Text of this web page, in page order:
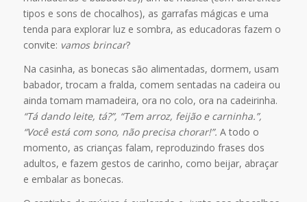
tipos e sons de chocalhos), as garrafas mágicas e uma
tenda para explorar luz e sombra, as educadoras fazem o
convite: vamos brincar?
Na casinha, as bonecas são alimentadas, dormem, usam
babador, trocam a fralda, comem sentadas na cadeira ou
ainda tomam mamadeira, ora no colo, ora na cadeirinha.
“Tá dando leite, tá?”, “Tem arroz, feijão e carninha.”,
“Você está com sono, não precisa chorar!”. A todo o
momento, as crianças falam, reproduzindo frases dos
adultos, e fazem gestos de carinho, como beijar, abraçar
e embalar as bonecas.